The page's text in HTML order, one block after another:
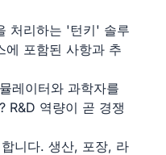
처리하는 '턴키' 솔루
에 포함된 사항과 추
레이터와 과학자를
R&D 역량이 곧 경쟁
니다. 생산, 포장, 라